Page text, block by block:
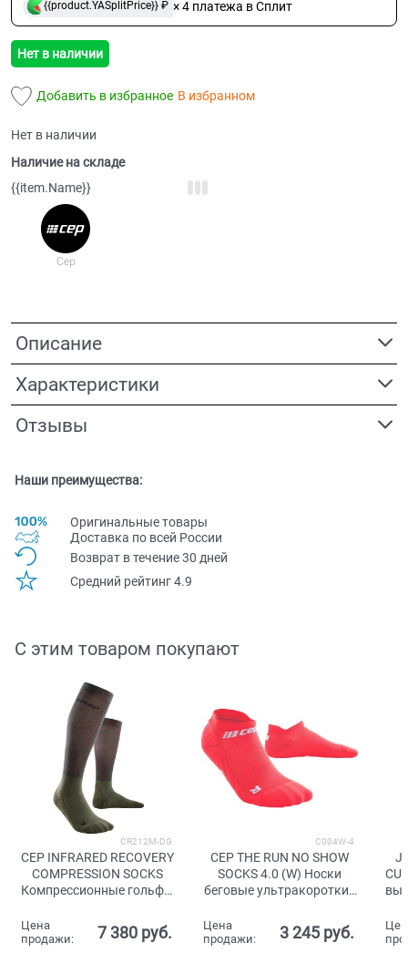
{{product.YASplitPrice}} ₽ × 4 платежа в Сплит
Нет в наличии
Добавить в избранное В избранном
Нет в наличии
Наличие на складе
{{item.Name}}
Описание
Характеристики
Отзывы
Наши преимущества:
Оригинальные товары
Доставка по всей Pоссии
Возврат в течение 30 дней
Средний рейтинг 4.9
С этим товаром покупают
CR212M-DG
CEP INFRARED RECOVERY
COMPRESSION SOCKS
Компрессионные гольфы
Темно-зеленый/Красный
Цена
продажи:
7 380 руб.
C004W-4
CEP THE RUN NO SHOW
SOCKS 4.0 (W) Носки
беговые ультракороткие
Цена
продажи:
3 245 руб.